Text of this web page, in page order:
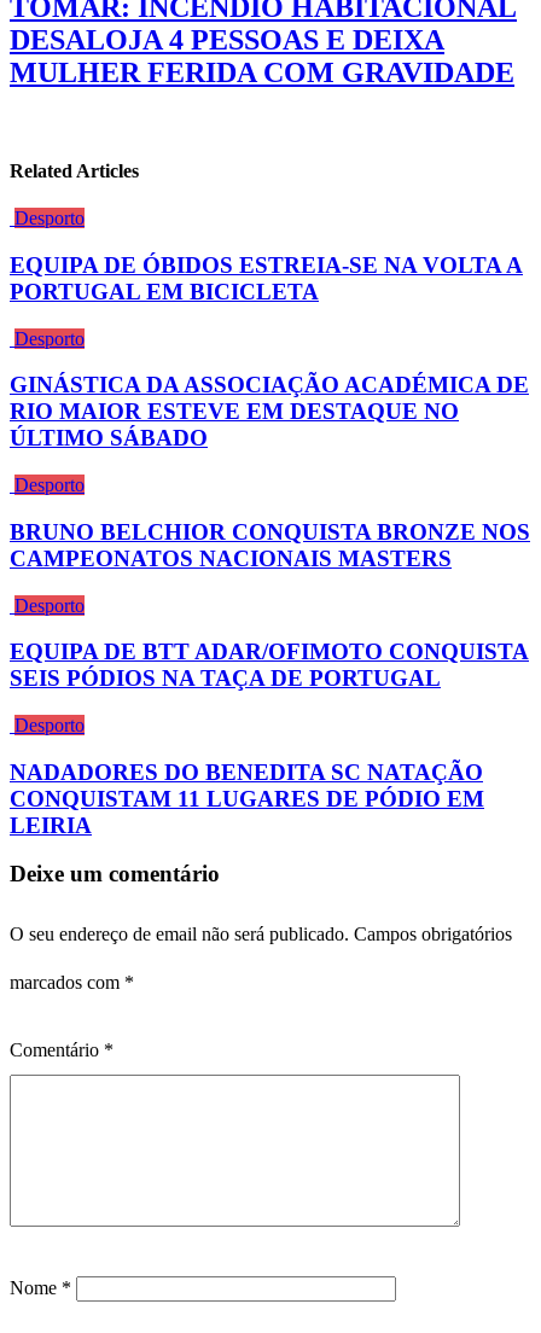
TOMAR: INCÊNDIO HABITACIONAL
DESALOJA 4 PESSOAS E DEIXA
MULHER FERIDA COM GRAVIDADE
Related Articles
Desporto
EQUIPA DE ÓBIDOS ESTREIA-SE NA VOLTA A
PORTUGAL EM BICICLETA
Desporto
GINÁSTICA DA ASSOCIAÇÃO ACADÉMICA DE
RIO MAIOR ESTEVE EM DESTAQUE NO
ÚLTIMO SÁBADO
Desporto
BRUNO BELCHIOR CONQUISTA BRONZE NOS
CAMPEONATOS NACIONAIS MASTERS
Desporto
EQUIPA DE BTT ADAR/OFIMOTO CONQUISTA
SEIS PÓDIOS NA TAÇA DE PORTUGAL
Desporto
NADADORES DO BENEDITA SC NATAÇÃO
CONQUISTAM 11 LUGARES DE PÓDIO EM
LEIRIA
Deixe um comentário
O seu endereço de email não será publicado. Campos obrigatórios
marcados com *
Comentário *
Nome *